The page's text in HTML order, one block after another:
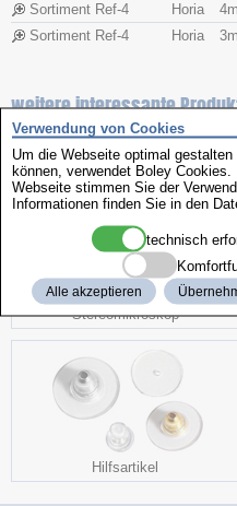
Sortiment Ref-4
Horia
Sortiment Ref-4
Horia
weitere interessante
Stereomikroskop
Hilfsartikel
Verwendung von Cookies
Um die Webseite optimal
können, verwendet Boley
Webseite stimmen Sie der
Informationen finden Sie in den
technisch
Alle akzeptieren